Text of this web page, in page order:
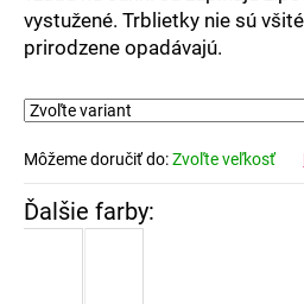
vystužené. Trblietky nie sú
prirodzene opadávajú.
Môžeme doručiť do:Zvoľte veľkosť